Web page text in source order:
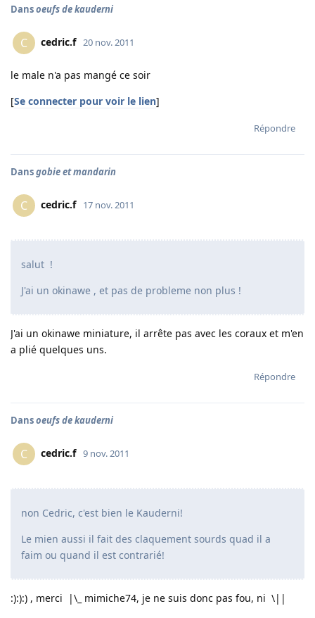
Dansoeufs de kauderni
C cedric.f 20 nov. 2011
le male n'a pas mangé ce soir
[Se connecter pour voir le lien]
Répondre
Dansgobie et mandarin
C cedric.f 17 nov. 2011
salut !
J'ai un okinawe , et pas de probleme non plus !
J'ai un okinawe miniature, il arrête pas avec les coraux et m'en
a plié quelques uns.
Répondre
Dansoeufs de kauderni
C cedric.f 9 nov. 2011
non Cedric, c'est bien le Kauderni!
Le mien aussi il fait des claquement sourds quad il a
faim ou quand il est contrarié!
:):):) , merci |\_ mimiche74, je ne suis donc pas fou, ni \||